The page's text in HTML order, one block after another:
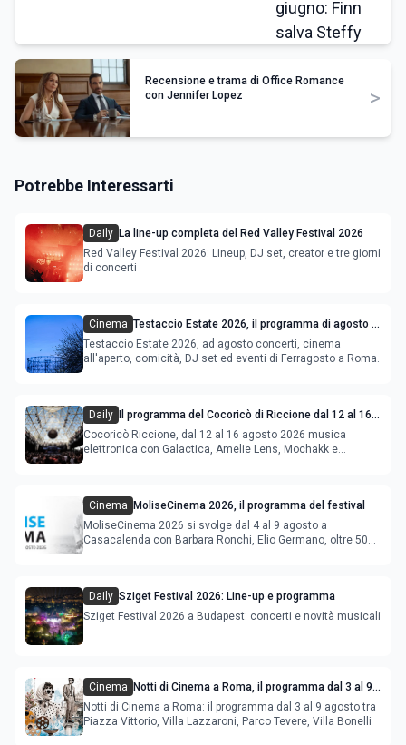
Recensione e trama di Office Romance
con Jennifer Lopez
>
Potrebbe Interessarti
Daily La line-up completa del Red Valley Festival 2026
Red Valley Festival 2026: Lineup, DJ set, creator e tre giorni
di concerti
Cinema Testaccio Estate 2026, il programma di agosto e
Ferragosto
Testaccio Estate 2026, ad agosto concerti, cinema
all'aperto, comicità, DJ set ed eventi di Ferragosto a Roma.
Daily Il programma del Cocoricò di Riccione dal 12 al 16
agosto 2026
Cocoricò Riccione, dal 12 al 16 agosto 2026 musica
elettronica con Galactica, Amelie Lens, Mochakk e
Cinema MoliseCinema 2026, il programma del festival
MoliseCinema 2026 si svolge dal 4 al 9 agosto a
Casacalenda con Barbara Ronchi, Elio Germano, oltre 50
Daily Sziget Festival 2026: Line-up e programma
Sziget Festival 2026 a Budapest: concerti e novità musicali
Cinema Notti di Cinema a Roma, il programma dal 3 al 9
agosto
Notti di Cinema a Roma: il programma dal 3 al 9 agosto tra
Piazza Vittorio, Villa Lazzaroni, Parco Tevere, Villa Bonelli